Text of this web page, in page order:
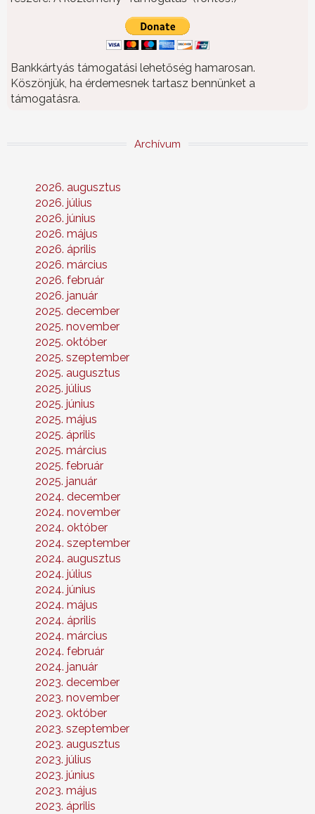
Bankkártyás támogatási lehetőség hamarosan.
Köszönjük, ha érdemesnek tartasz bennünket a
támogatásra.
Archívum
2026. augusztus
2026. július
2026. június
2026. május
2026. április
2026. március
2026. február
2026. január
2025. december
2025. november
2025. október
2025. szeptember
2025. augusztus
2025. július
2025. június
2025. május
2025. április
2025. március
2025. február
2025. január
2024. december
2024. november
2024. október
2024. szeptember
2024. augusztus
2024. július
2024. június
2024. május
2024. április
2024. március
2024. február
2024. január
2023. december
2023. november
2023. október
2023. szeptember
2023. augusztus
2023. július
2023. június
2023. május
2023. április